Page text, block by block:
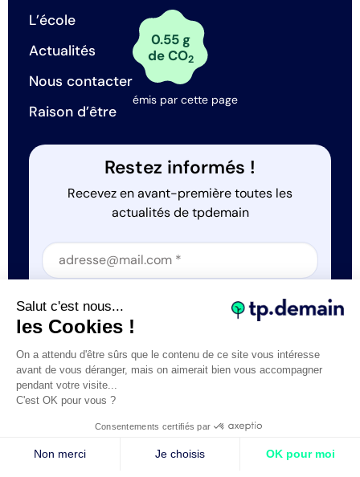
L’école
Actualités
Nous contacter
Raison d’être
0.55 g
de CO2
émis par cette page
Restez informés !
Recevez en avant-première toutes les
actualités de tpdemain
Section
Section
J'accepte que tp.demain utilise mes informations
Tous droits réservés © tp.demain 2026Mentions légales
Salut c'est nous...
les Cookies !
On a attendu d'être sûrs que le contenu de ce site vous intéresse
avant de vous déranger, mais on aimerait bien vous accompagner
pendant votre visite...
C'est OK pour vous ?
Consentements certifiés par
Non merci Je choisis OK pour moi